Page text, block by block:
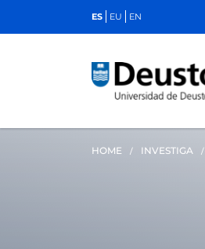
ES EU EN
HOME INVESTIGA